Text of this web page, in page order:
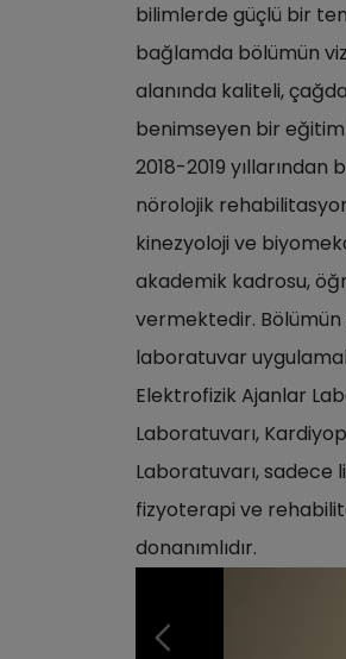
bilimlerde güçlü bir
bağlamda bölümün
alanında kaliteli,
benimseyen bir
2018-2019
nörolojik
kinezyoloji ve
akademik kadrosu,
vermektedir.
laboratuvar
Elektrofizik Ajanlar
Laboratuvarı,
Laboratuvarı, sadece
fizyoterapi ve
donanımlıdır.